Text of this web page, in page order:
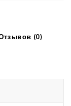
(0)